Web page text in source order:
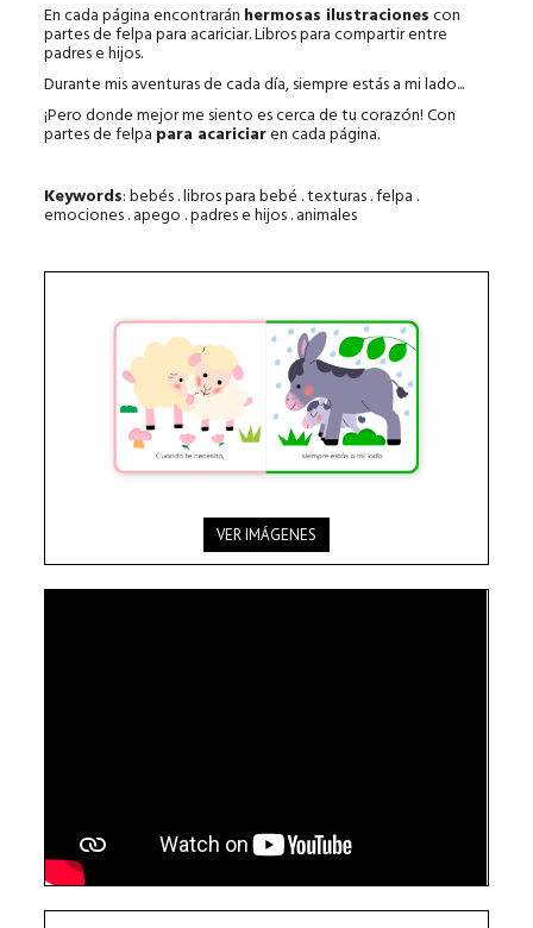
En cada página encontrarán hermosas ilustracionescon
partes de felpa para acariciar. Libros para compartir entre
padres e hijos.
Durante mis aventuras de cada día, siempre estás a mi lado...
¡Pero donde mejor me siento es cerca de tu corazón! Con
partes de felpa para acariciaren cada página.
Keywords: bebés . libros para bebé . texturas . felpa .
emociones . apego . padres e hijos . animales
VER IMÁGENES